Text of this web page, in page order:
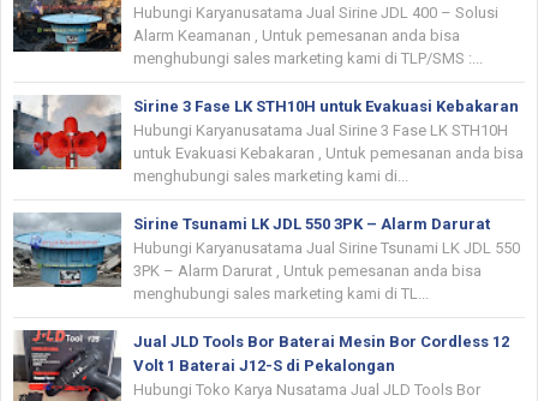
Hubungi Karyanusatama Jual Sirine JDL 400 – Solusi
Alarm Keamanan , Untuk pemesanan anda bisa
menghubungi sales marketing kami di TLP/SMS :...
Sirine 3 Fase LK STH10H untuk Evakuasi Kebakaran
Hubungi Karyanusatama Jual Sirine 3 Fase LK STH10H
untuk Evakuasi Kebakaran , Untuk pemesanan anda bisa
menghubungi sales marketing kami di...
Sirine Tsunami LK JDL 550 3PK – Alarm Darurat
Hubungi Karyanusatama Jual Sirine Tsunami LK JDL 550
3PK – Alarm Darurat , Untuk pemesanan anda bisa
menghubungi sales marketing kami di TL...
Jual JLD Tools Bor Baterai Mesin Bor Cordless 12
Volt 1 Baterai J12-S di Pekalongan
Hubungi Toko Karya Nusatama Jual JLD Tools Bor